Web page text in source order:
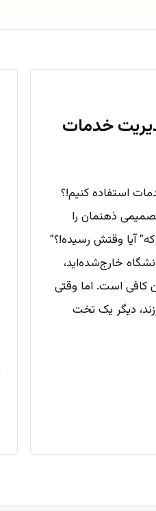
خدمات
استفاده کنیم!؟
ذهنمان را
آیا وقتش رسیده!؟”
خارج‌شده‌اید،
کافی است. اما وقتی
دیگر یک تخت